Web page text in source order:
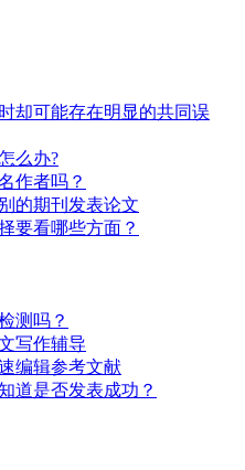
却可能存在明显的共同误
么办?
作者吗？
的期刊发表论文
要看哪些方面？
测吗？
写作辅导
编辑参考文献
道是否发表成功？